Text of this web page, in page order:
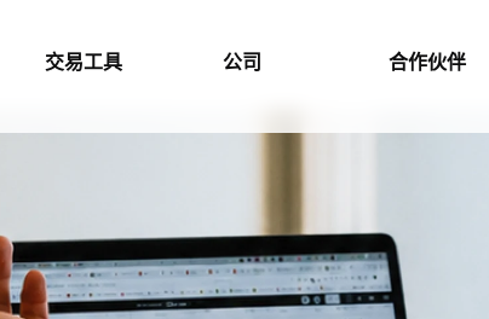
交易工具 公司 合作伙伴